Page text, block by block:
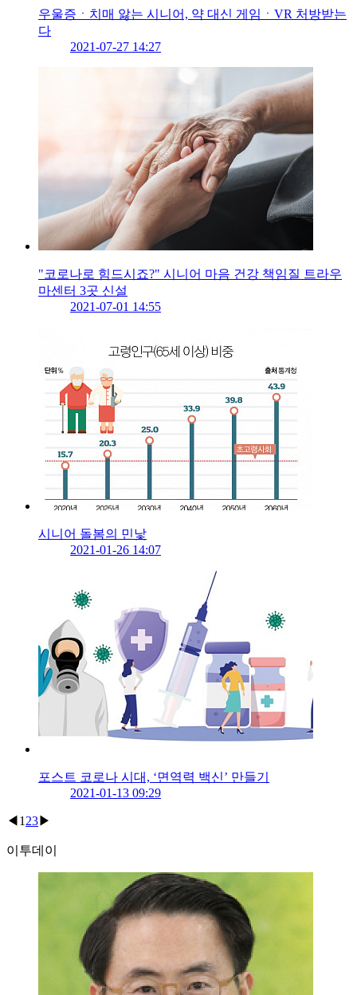
우울증ㆍ치매 앓는 시니어, 약 대신 게임ㆍVR 처방받는
다
2021-07-27 14:27
"코로나로 힘드시죠?" 시니어 마음 건강 책임질 트라우
마센터 3곳 신설
2021-07-01 14:55
시니어 돌봄의 민낯
2021-01-26 14:07
포스트 코로나 시대, ‘면역력 백신’ 만들기
2021-01-13 09:29
◀ 1 23▶
이투데이